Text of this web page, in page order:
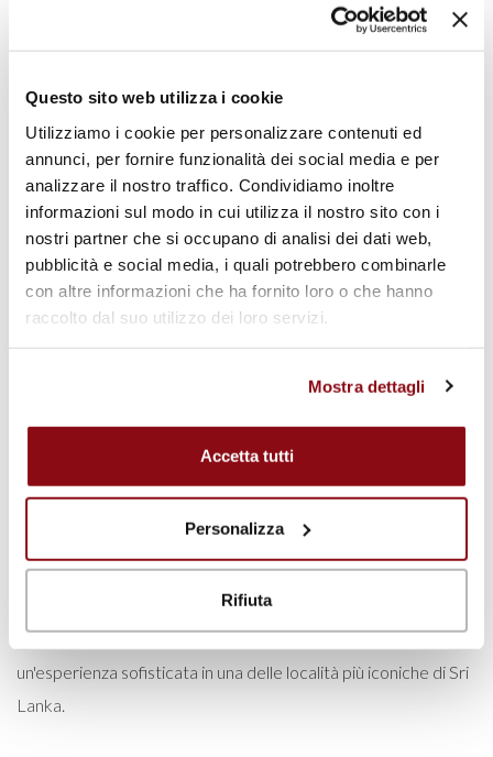
Questo sito web utilizza i cookie
Utilizziamo i cookie per personalizzare contenuti ed
annunci, per fornire funzionalità dei social media e per
analizzare il nostro traffico. Condividiamo inoltre
informazioni sul modo in cui utilizza il nostro sito con i
nostri partner che si occupano di analisi dei dati web,
pubblicità e social media, i quali potrebbero combinarle
con altre informazioni che ha fornito loro o che hanno
raccolto dal suo utilizzo dei loro servizi.
Mostra dettagli
Accetta tutti
Personalizza
Rifiuta
Amangalla – Galle
Nel cuore della storica città fortificata di
rappresenta l'unione perfetta tra il fascino coloniale e il lusso
contemporaneo. Con le sue eleganti camere e l'ospitalità
impeccabile, Amangalla è un rifugio esclusivo per chi cerca
un'esperienza sofisticata in una delle località più iconiche di Sri
Lanka.